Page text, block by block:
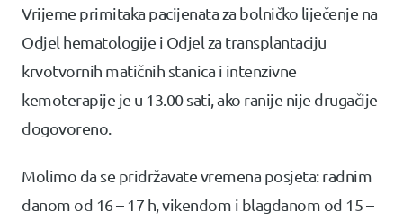
Vrijeme primitaka pacijenata za bolničko liječenje na
Odjel hematologije i Odjel za transplantaciju
krvotvornih matičnih stanica i intenzivne
kemoterapije je u 13.00 sati, ako ranije nije drugačije
dogovoreno.
Molimo da se pridržavate vremena posjeta: radnim
danom od 16 – 17 h, vikendom i blagdanom od 15 –